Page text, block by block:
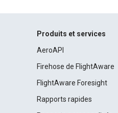
Produits et services
AeroAPI
Firehose de FlightAware
FlightAware Foresight
Rapports rapides